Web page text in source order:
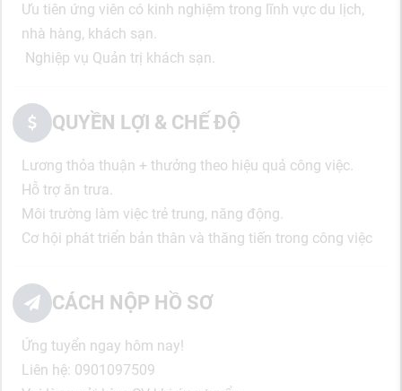
Ưu tiên ứng viên có kinh nghiệm trong lĩnh vực du lịch,
nhà hàng, khách sạn.
Nghiệp vụ Quản trị khách sạn.
QUYỀN LỢI & CHẾ ĐỘ
Lương thỏa thuận + thưởng theo hiệu quả công việc.
Hỗ trợ ăn trưa.
Môi trường làm việc trẻ trung, năng động.
Cơ hội phát triển bản thân và thăng tiến trong công việc
CÁCH NỘP HỒ SƠ
Ứng tuyển ngay hôm nay!
Liên hệ: 0901097509